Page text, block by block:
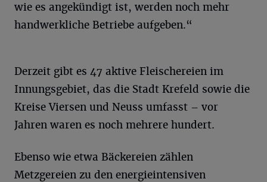
wie es angekündigt ist, werden noch mehr
handwerkliche Betriebe aufgeben.“
Derzeit gibt es 47 aktive Fleischereien im
Innungsgebiet, das die Stadt Krefeld sowie die
Kreise Viersen und Neuss umfasst – vor
Jahren waren es noch mehrere hundert.
Ebenso wie etwa Bäckereien zählen
Metzgereien zu den energieintensiven